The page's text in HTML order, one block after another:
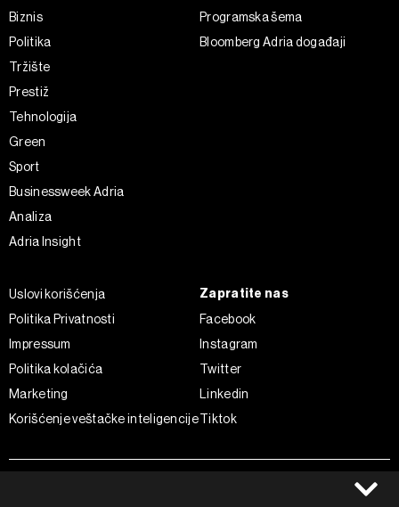
Biznis
Politika
Tržište
Prestiž
Tehnologija
Green
Sport
Businessweek Adria
Analiza
Adria Insight
Programska šema
Bloomberg Adria događaji
Uslovi korišćenja
Politika Privatnosti
Impressum
Politika kolačića
Marketing
Korišćenje veštačke inteligencije
Zapratite nas
Facebook
Instagram
Twitter
Linkedin
Tiktok
©2022 - 2026 Bloomberg L.P. All Rights Reserved. BLOOMBERG and
the BLOOMBERG logo are registered trademarks and service marks of